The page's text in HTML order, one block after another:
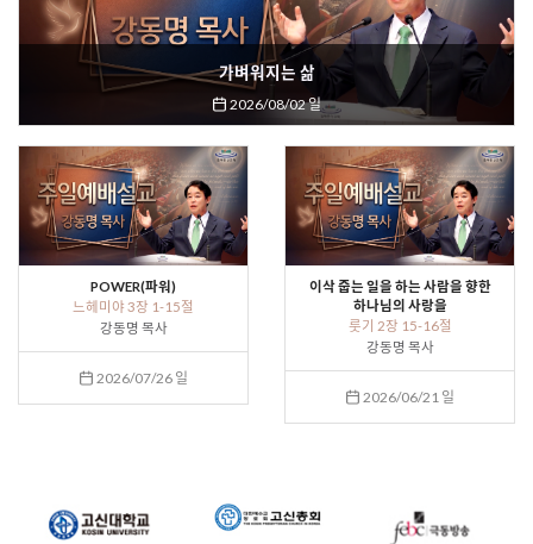
가벼워지는 삶
2026/08/02 일
POWER(파워)
느헤미야 3장 1-15절
강동명 목사
2026/07/26 일
이삭 줍는 일을 하는 사람을 향한
하나님의 사랑을
룻기 2장 15-16절
강동명 목사
2026/06/21 일